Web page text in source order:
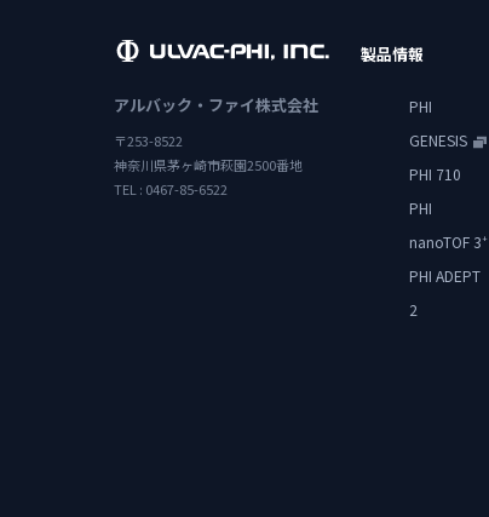
アルバック・ファイ株式会社
〒253-8522
神奈川県茅ヶ崎市萩園2500番地
TEL : 0467-85-6522
製品情報
PHI
GENESIS
PHI 710
PHI
nanoTOF 3+
PHI ADEPT
2